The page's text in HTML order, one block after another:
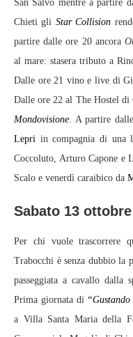
San Salvo mentre a partire
Chieti gli Star Collision
partire dalle ore 20 ancora
al mare: stasera tributo a
Dalle ore 21 vino e live di
Dalle ore 22 al The Hostel
Mondovisione . A partire
Lepri in compagnia di una
Coccoluto, Arturo Capone e
Scalo e venerdì caraibico da
Sabato 13
Per chi vuole trascorrere
Trabocchi è senza dubbio la
passeggiata a cavallo dalla
Prima giornata di
a Villa Santa Maria della